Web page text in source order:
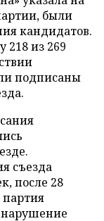
были
кандидатов.
218 из 269
подписаны
съезда
после 28
партия
нарушение